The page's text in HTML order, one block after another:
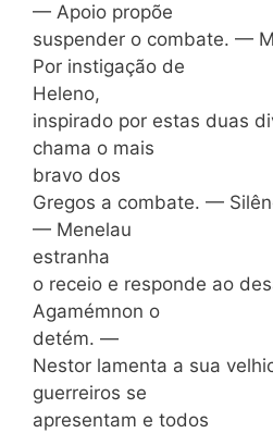
— Apoio propõe
suspender o combate. —
Por instigação de
Heleno,
inspirado por estas duas
chama o mais
bravo dos
Gregos a combate. —
— Menelau
estranha
o receio e responde ao
Agamémnon o
detém. —
Nestor lamenta a sua
guerreiros se
apresentam e todos